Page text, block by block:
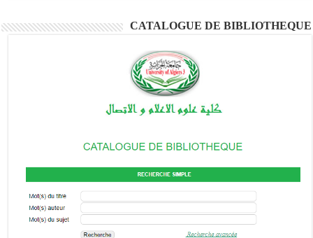
CATALOGUE DE BIBLIOTHEQUE